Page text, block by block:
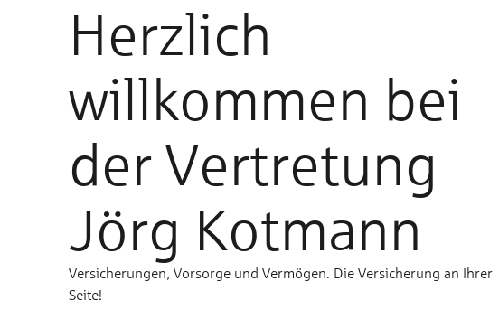
Herzlich
willkommen bei
der Vertretung
Jörg Kotmann
Versicherungen, Vorsorge und Vermögen. Die Versicherung an Ihrer
Seite!